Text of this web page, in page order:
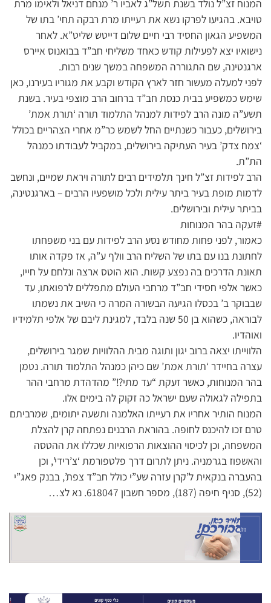
המנוח זצ”ל נולד בשנת תשל”ג לאביו ר’ מנחם דניאל ולאימו מרת
טויבא. בהגיעו לפרקו נשא את רעייתו מרת רבקה תחי’ בתו של
המשפיע הגאון החסיד רבי חיים שלום דייטש שליט”א. לאחר
נישואיו יצא לפעילות קודש כאחד משליחי חב”ד בבואנוס איירס
ארגנטינה, שם התגוררה המשפחה במשך שנים רבות.
לפני למעלה מעשור חזר לארץ הקודש וקבע את מגוריו בעירנו, כאן
שימש כמשפיע בבית כנסת חב”ד ברחוב הרב מוצפי בעיר. בשנת
תשע”ה מונה הרב לפידות למנהל התלמוד תורה ‘תורת אמת’
בירושלים, כעבור כשנתיים החל לשמש כר”מ אחרי הצהריים בכולל
‘צמח צדק’ בעיר העתיקה בירושלים, במקביל לעבודתו כמנהל
הת”ת.
הרב לפידות זצ”ל חינך תלמידים רבים לתורה ויראת שמיים, ונחשב
לדמות מופת בעיר ביתר עילית ולכל מושפעיו הרבים – בארגנטינה,
בביתר עילית ובירושלים.
#זעקה בהר המנוחות
כאמור, לפני פחות מחודש נסע הרב לפידות עם בני משפחתו
לחתונת בנו עם בתו של השליח הרב וולף ע”ה, אז פקדה אותו
תאונת הדרכים בה נפצע קשות. הוא הוטס ארצה ונלחם על חייו,
כאשר אלפי חסידי חב”ד מרחבי העולם מתפללים לרפואתו, עד
שבבוקר ב’ בכסלו הגיעה הבשורה המרה כי השיב את נשמתו
לבוראה, כשהוא בן 50 שנה בלבד, למגינת ליבם של אלפי תלמידיו
ואוהדיו.
הלווייתו יצאה ברוב יגון ותוגה מבית ההלוויות שמגר בירושלים,
עצרה בחיידר ‘תורת אמת’ שם כיהן כמנהל התלמוד תורה. נטמן
בהר המנוחות, כאשר זעקת “עד מתי?!” מהדהדת מרחבי ההר
בתפילה לגאולה שעם ישראל כה זקוק לה בימים אלו.
המנוח הותיר אחריו את רעייתו האלמנה ותשעה יתומים, שמרביתם
טרם זכו להיכנס לחופה. בהוראת הרבנים נפתחה קרן להצלת
המשפחה, וכן לכיסוי ההוצאות הרפואיות שכללו את ההטסה
והאשפוז בגרמניה. ניתן לתרום דרך פלטפורמת ‘צ’רידי’, וכן
בהעברה בנקאית ל’קרן עזרה שע”י כולל חב”ד צפת’, בבנק פאג”י
(52), סניף חיפה (187), מספר חשבון 618047. נא לצ…